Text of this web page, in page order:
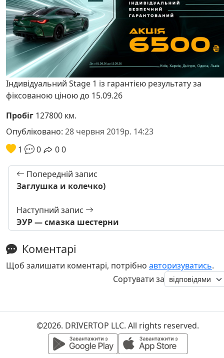
Індивідуальний Stage 1 із гарантією результату за
фіксованою ціною до 15.09.26
Пробіг 127800 км.
Опубліковано: 28 червня 2019р. 14:23
1
0 00
Попередній запис
Заглушка и колечко)
Наступний запис
ЭУР — смазка шестерни
Коментарі
Щоб залишати коментарі, потрібно авторизуватись.
Сортувати за
©2026. DRIVERTOP LLC. All rights reserved.